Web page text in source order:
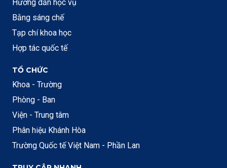
Hướng dẫn học vụ
Bằng sáng chế
Tạp chí khoa học
Hợp tác quốc tế
TỔ CHỨC
Khoa - Trường
Phòng - Ban
Viện - Trung tâm
Phân hiệu Khánh Hòa
Trường Quốc tế Việt Nam - Phần Lan